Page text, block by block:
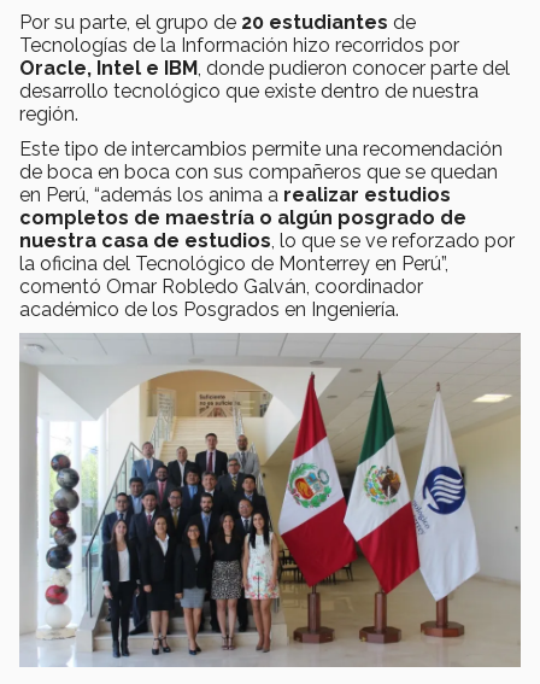
Por su parte, el grupo de 20 estudiantes de
Tecnologías de la Información hizo recorridos por
Oracle, Intel e IBM , donde pudieron conocer parte del
desarrollo tecnológico que existe dentro de nuestra
región.
Este tipo de intercambios permite una recomendación
de boca en boca con sus compañeros que se quedan
en Perú, “además los anima a realizar estudios
completos de maestría o algún posgrado de
nuestra casa de estudios , lo que se ve reforzado por
la oficina del Tecnológico de Monterrey en Perú”,
comentó Omar Robledo Galván, coordinador
académico de los Posgrados en Ingeniería.